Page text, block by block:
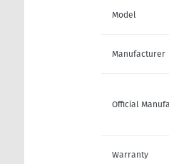
Model
Manufacturer
Official
Warranty